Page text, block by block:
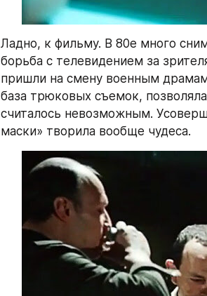
Ладно, к фильму. В 80е много
борьба с телевидением за
пришли на смену военным
база трюковых съемок,
считалось невозможным.
маски» творила вообще чудеса.